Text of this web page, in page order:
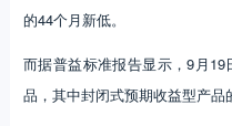
的44个月新低。
而据普益标准报告显示，9月
品，其中封闭式预期收益型产品